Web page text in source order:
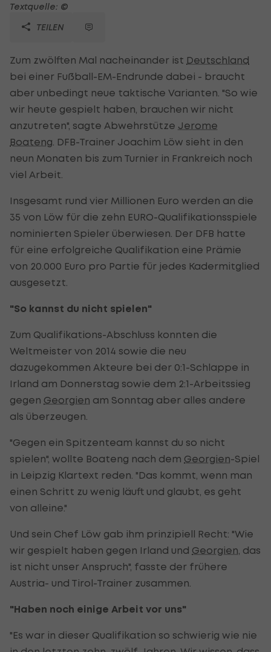
Textquelle: ©
TEILEN
Zum zwölften Mal nacheinander ist Deutschland
bei einer Fußball-EM-Endrunde dabei - braucht
aber unbedingt neue taktische Varianten. "So wie
wir heute gespielt haben, brauchen wir nicht
anzutreten", sagte Abwehrstütze Jerome
Boateng . DFB-Trainer Joachim Löw sieht in den
neun Monaten bis zum Turnier in Frankreich noch
viel Arbeit.
Insgesamt rund vier Millionen Euro werden an die
35 von Löw für die zehn EURO-Qualifikationsspiele
nominierten Spieler überwiesen. Der DFB hatte
für eine erfolgreiche Qualifikation eine Prämie
von 20.000 Euro pro Partie für jedes Kadermitglied
ausgesetzt.
"So kannst du nicht spielen"
Zum Qualifikations-Abschluss konnten die
Weltmeister von 2014 sowie die neu
dazugekommen Akteure bei der 0:1-Schlappe in
Irland am Donnerstag sowie dem 2:1-Arbeitssieg
gegen Georgien am Sonntag aber alles andere
als überzeugen.
"Gegen ein Spitzenteam kannst du so nicht
spielen", wollte Boateng nach dem Georgien-Spiel
in Leipzig Klartext reden. "Das kommt, wenn man
einen Schritt zu wenig läuft und glaubt, es geht
von alleine."
Und sein Chef Löw gab ihm prinzipiell Recht: "Wie
wir gespielt haben gegen Irland und Georgien , das
ist nicht unser Anspruch", fasste der frühere
Austria- und Tirol-Trainer zusammen.
"Haben noch einige Arbeit vor uns"
"Es war in dieser Qualifikation so schwierig wie nie